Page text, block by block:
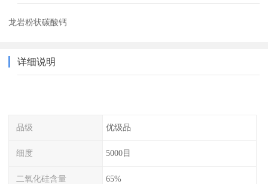
龙岩粉状碳酸钙
详细说明
品级 优级品
细度 5000目
二氧化硅含量 65%